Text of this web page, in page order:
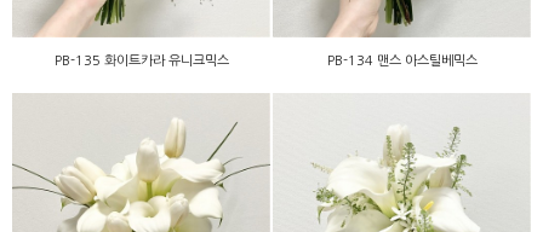
PB-135 화이트카라 유니크믹스 PB-134 맨스 아스틸베믹스
PC-131 화이트카라튤립
PC-130 심플 화이트카라믹